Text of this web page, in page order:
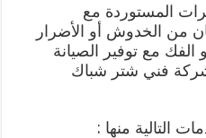
المستوردة مع
من الخدوش أو الأضرار
الفك مع توفير الصيانة
فني شتر شباك
التالية منها :